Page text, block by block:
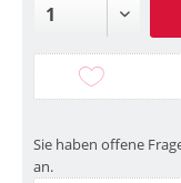
Sie haben offene
an.